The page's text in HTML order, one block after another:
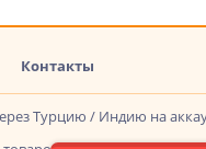
Контакты
Турцию / Индию на